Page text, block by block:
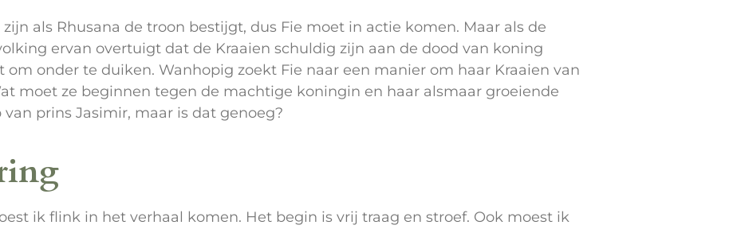
als Rhusana de troon bestijgt, dus Fie moet in actie komen. Maar als de
ervan overtuigt dat de Kraaien schuldig zijn aan de dood van koning
om onder te duiken. Wanhopig zoekt Fie naar een manier om haar Kraaien van
moet ze beginnen tegen de machtige koningin en haar alsmaar groeiende
prins Jasimir, maar is dat genoeg?
ik flink in het verhaal komen. Het begin is vrij traag en stroef. Ook moest ik